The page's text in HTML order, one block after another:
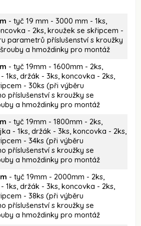
- tyč 19 mm - 3000 mm - 1ks,
- 2ks, kroužek se skřipcem -
parametrů příslušenství s kroužky
a hmoždinky pro montáž
- tyč 19mm - 1600mm - 2ks,
1ks, držák - 3ks, koncovka - 2ks,
- 30ks (při výběru
příslušenství s kroužky se
a hmoždinky pro montáž
- tyč 19mm - 1800mm - 2ks,
- 1ks, držák - 3ks, koncovka - 2ks,
- 34ks (při výběru
příslušenství s kroužky se
a hmoždinky pro montáž
- tyč 19mm - 2000mm - 2ks,
1ks, držák - 3ks, koncovka - 2ks,
- 38ks (při výběru
příslušenství s kroužky se
a hmoždinky pro montáž